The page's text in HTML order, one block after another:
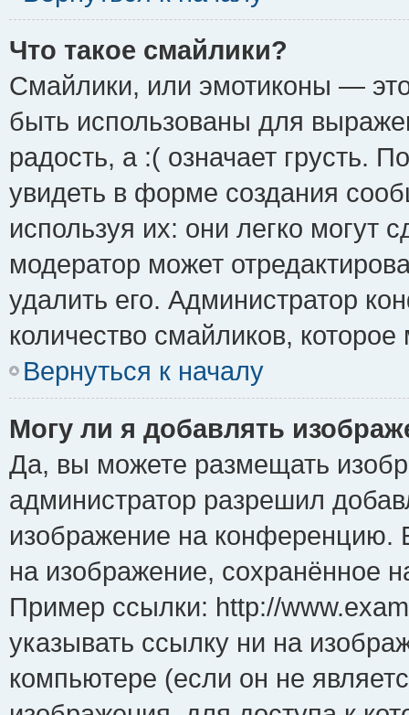
Что такое смайлики?
Смайлики, или эмотиконы —
быть использованы для
радость, а :( означает грусть.
увидеть в форме создания
используя их: они легко могут
модератор может
удалить его. Администратор
количество смайликов,
Вернуться к началу
Могу ли я добавлять
Да, вы можете размещать
администратор разрешил
изображение на конференцию.
на изображение, сохранённое
Пример ссылки: http://
указывать ссылку ни на
компьютере (если он не